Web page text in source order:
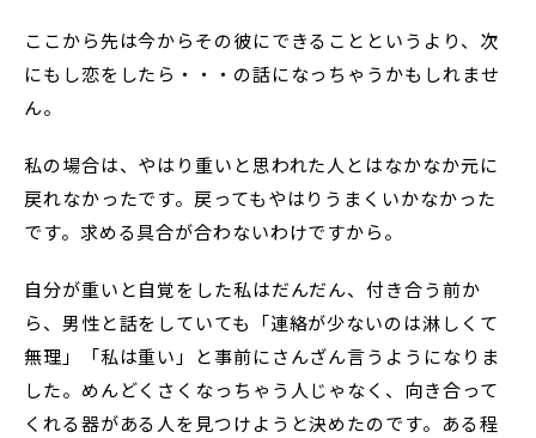
ここから先は今からその彼にできることというより、次
にもし恋をしたら・・・の話になっちゃうかもしれませ
ん。
私の場合は、やはり重いと思われた人とはなかなか元に
戻れなかったです。戻ってもやはりうまくいかなかった
です。求める具合が合わないわけですから。
自分が重いと自覚をした私はだんだん、付き合う前か
ら、男性と話をしていても「連絡が少ないのは淋しくて
無理」「私は重い」と事前にさんざん言うようになりま
した。めんどくさくなっちゃう人じゃなく、向き合って
くれる器がある人を見つけようと決めたのです。ある程